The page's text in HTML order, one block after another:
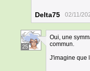
Delta75 02/11/
25
Oui, une
commun.
J'imagine que